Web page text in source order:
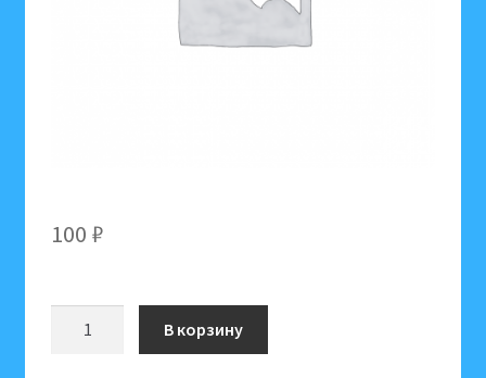
100 ₽
В корзину